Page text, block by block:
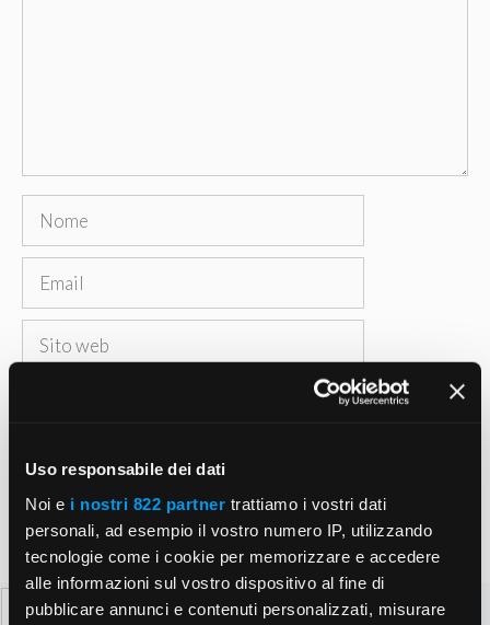
Uso responsabile dei dati
Noi e i nostri 822 partner trattiamo i vostri dati
personali, ad esempio il vostro numero IP, utilizzando
tecnologie come i cookie per memorizzare e accedere
alle informazioni sul vostro dispositivo al fine di
pubblicare annunci e contenuti personalizzati, misurare
Nome
Email
Sito
web
Salva il mio nome, email e sito web in questo
Ricerca